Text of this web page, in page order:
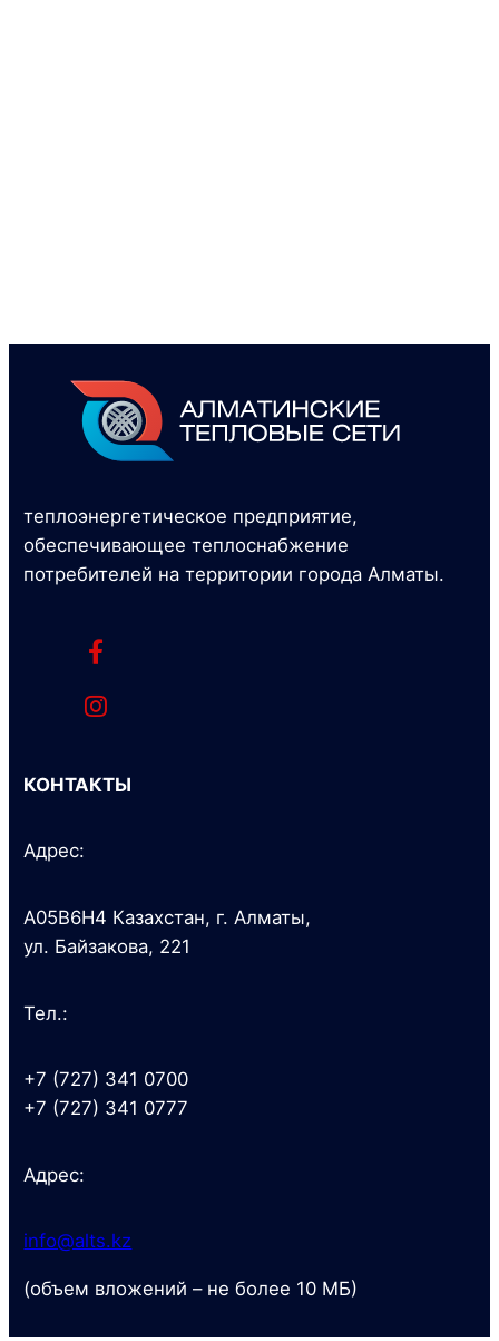
теплоэнергетическое предприятие,
обеспечивающее теплоснабжение
потребителей на территории города Алматы.
КОНТАКТЫ
Адрес:
A05B6H4 Казахстан, г. Алматы,
ул. Байзакова, 221
Тел.:
+7 (727) 341 0700
+7 (727) 341 0777
Адрес:
info@alts.kz
(объем вложений – не более 10 МБ)